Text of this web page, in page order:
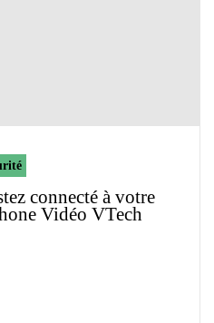
connecté à votre
Vidéo VTech